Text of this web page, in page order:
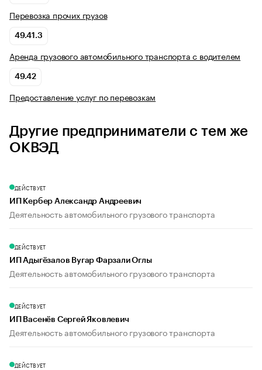
Перевозка прочих грузов
49.41.3
Аренда грузового автомобильного транспорта с водителем
49.42
Предоставление услуг по перевозкам
Другие предприниматели с тем же
ОКВЭД
ДЕЙСТВУЕТ
ИП Кербер Александр Андреевич
Деятельность автомобильного грузового транспорта
ДЕЙСТВУЕТ
ИП Адыгёзалов Вугар Фарзали Оглы
Деятельность автомобильного грузового транспорта
ДЕЙСТВУЕТ
ИП Васенёв Сергей Яковлевич
Деятельность автомобильного грузового транспорта
ДЕЙСТВУЕТ